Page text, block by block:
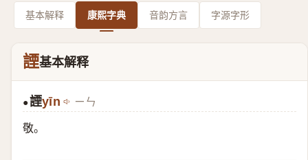
基本解释 康熙字典 音韵方言 字源字形
諲基本解释
●諲yīn ㄧㄣ
敬。